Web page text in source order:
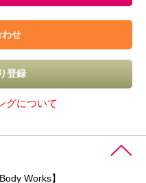
グについて
Works】